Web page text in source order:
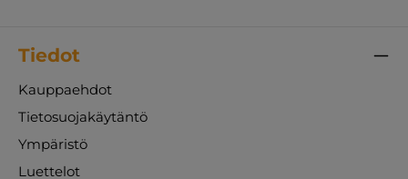
Tiedot
Kauppaehdot
Tietosuojakäytäntö
Ympäristö
Luettelot